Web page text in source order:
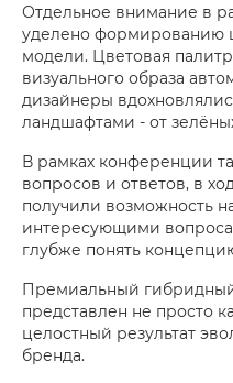
Отдельное внимание в
уделено формированию
модели. Цветовая
визуального образа
дизайнеры
ландшафтами - от
В рамках конференции
вопросов и ответов, в
получили возможность
интересующими
глубже понять
Премиальный
представлен не просто
целостный результат
бренда.